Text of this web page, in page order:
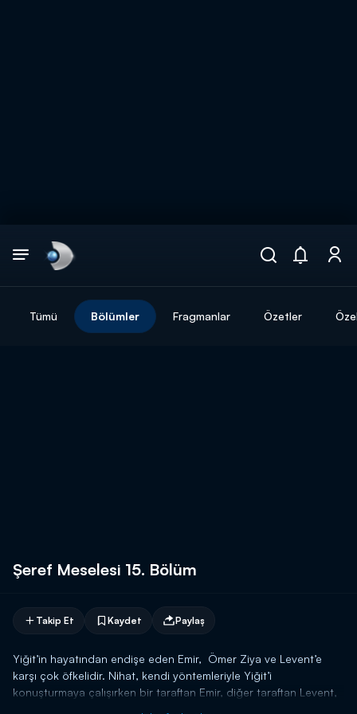
Tümü Bölümler Fragmanlar Özetler
Şeref Meselesi 15. Bölüm
Takip Et Kaydet Paylaş
Yiğit’in hayatından endişe eden Emir, Ömer Ziya ve Levent’e
karşı çok öfkelidir. Nihat, kendi yöntemleriyle Yiğit’i
konuşturmaya çalışırken bir taraftan Emir, diğer taraftan Levent,